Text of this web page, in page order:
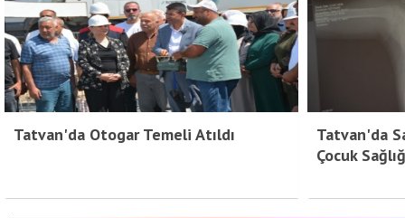
Tatvan'da Otogar Temeli Atıldı
Tatvan'da
Çocuk